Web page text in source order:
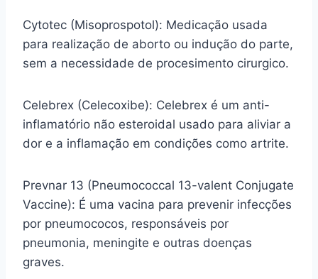
Cytotec (Misoprospotol): Medicação usada
para realização de aborto ou indução do parte,
sem a necessidade de procesimento cirurgico.
Celebrex (Celecoxibe): Celebrex é um anti-
inflamatório não esteroidal usado para aliviar a
dor e a inflamação em condições como artrite.
Prevnar 13 (Pneumococcal 13-valent Conjugate
Vaccine): É uma vacina para prevenir infecções
por pneumococos, responsáveis por
pneumonia, meningite e outras doenças
graves.